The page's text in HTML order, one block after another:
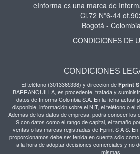
eInforma es una marca de
Cl.72 Nº6-44
Bogotá - Colombia
CONDICIONES DE
CONDICIONES
El teléfono (3013365338) y dirección de Fprint S
BARRANQUILLA, es procedente, tratada y
datos de Informa Colombia S.A. En la ficha actual
disponible, información sobre el NIT, el teléfono o el
Además de los datos de empresa, podrá conocer los
S con datos como el rango de capital, el tamaño
ventas o las marcas registradas de Fprint S A S. En todo caso, la información que
proporcionamos debe ser tenida en cuenta sólo
a la hora de adoptar decisiones comerciales y no
mismas.